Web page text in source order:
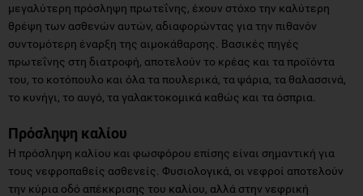
μεγαλύτερη πρόσληψη πρωτεΐνης, έχουν στόχο την καλύτερη
θρέψη των ασθενών αυτών, αδιαφορώντας για την πιθανόν
συντομότερη έναρξη της αιμοκάθαρσης. Βασικές πηγές
πρωτεΐνης στη διατροφή, αποτελούν το κρέας και τα προϊόντα
του, το κοτόπουλο και όλα τα πουλερικά, τα ψάρια, τα θαλασσινά,
το κυνήγι, το αυγό, τα γαλακτοκομικά καθώς και τα όσπρια.
Πρόσληψη καλίου
Η πρόσληψη καλίου και φωσφόρου επίσης είναι σημαντική για
τους νεφροπαθείς ασθενείς. Φυσιολογικά, οι νεφροί αποτελούν
την κύρια οδό απέκκρισης του καλίου, αλλά στην νεφρική